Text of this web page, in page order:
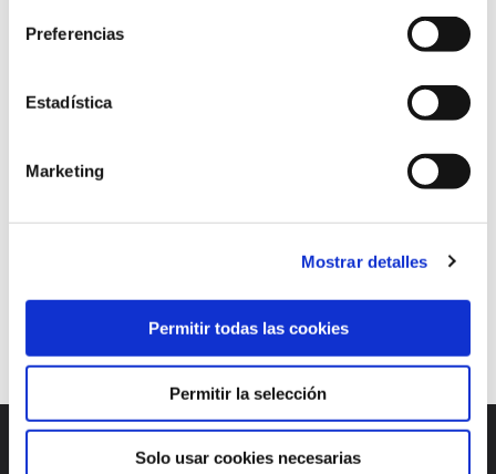
Preferencias
Estadística
Marketing
Mostrar detalles
Permitir todas las cookies
Permitir la selección
Solo usar cookies necesarias
palabra clave
SEM (Search Engine Marketing) SEO White Hat